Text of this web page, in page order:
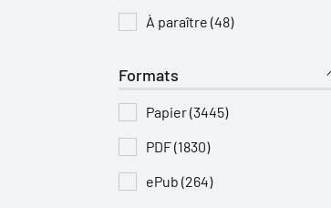
À paraître (48)
Formats
Papier (3445)
PDF (1830)
ePub (264)